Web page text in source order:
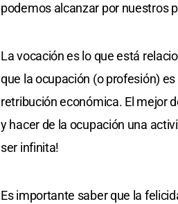
podemos alcanzar por nuestros
La vocación es lo que está
que la ocupación (o profesión)
retribución económica. El mejor
y hacer de la ocupación una
ser infinita!
Es importante saber que la